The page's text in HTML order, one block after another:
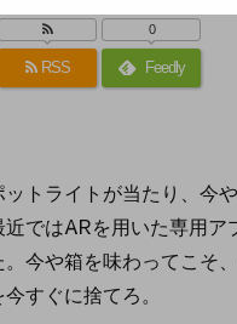
RSS Feedly
0
トライトが当たり、今
ではARを用いた専用ア
今や箱を味わってこそ
すぐに捨てろ。